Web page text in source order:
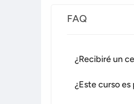
FAQ
¿Recibiré un
¿Este curso